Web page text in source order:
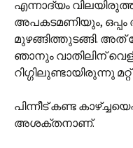
എന്നാദ്യം
അപകടമണിയും,
മുഴങ്ങിത്തുടങ്ങി. അത്
ഞാനും വാതിലിന്
റിഗ്ഗിലുണ്ടായിരുന്നു
പിന്നീട് കണ്ട
അശക്തനാണ്.